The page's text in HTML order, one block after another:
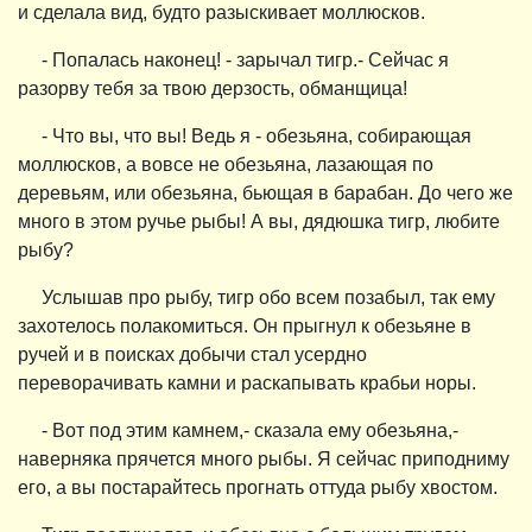
и сделала вид, будто разыскивает моллюсков.
- Попалась наконец! - зарычал тигр.- Сейчас я
разорву тебя за твою дерзость, обманщица!
- Что вы, что вы! Ведь я - обезьяна, собирающая
моллюсков, а вовсе не обезьяна, лазающая по
деревьям, или обезьяна, бьющая в барабан. До чего же
много в этом ручье рыбы! А вы, дядюшка тигр, любите
рыбу?
Услышав про рыбу, тигр обо всем позабыл, так ему
захотелось полакомиться. Он прыгнул к обезьяне в
ручей и в поисках добычи стал усердно
переворачивать камни и раскапывать крабьи норы.
- Вот под этим камнем,- сказала ему обезьяна,-
наверняка прячется много рыбы. Я сейчас приподниму
его, а вы постарайтесь прогнать оттуда рыбу хвостом.